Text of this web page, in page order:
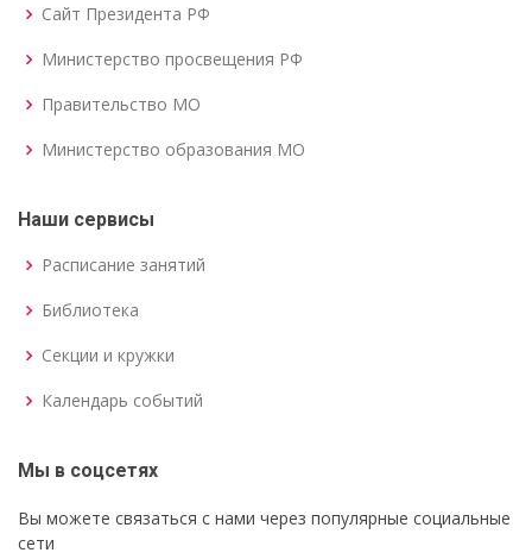
Сайт Президента РФ
Министерство просвещения РФ
Правительство МО
Министерство образования МО
Наши сервисы
Расписание занятий
Библиотека
Секции и кружки
Календарь событий
Мы в соцсетях
Вы можете связаться с нами через популярные социальные
сети